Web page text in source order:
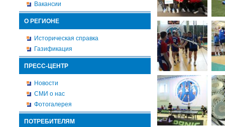
Вакансии
О РЕГИОНЕ
Историческая справка
Газификация
ПРЕСС-ЦЕНТР
Новости
СМИ о нас
Фотогалерея
ПОТРЕБИТЕЛЯМ